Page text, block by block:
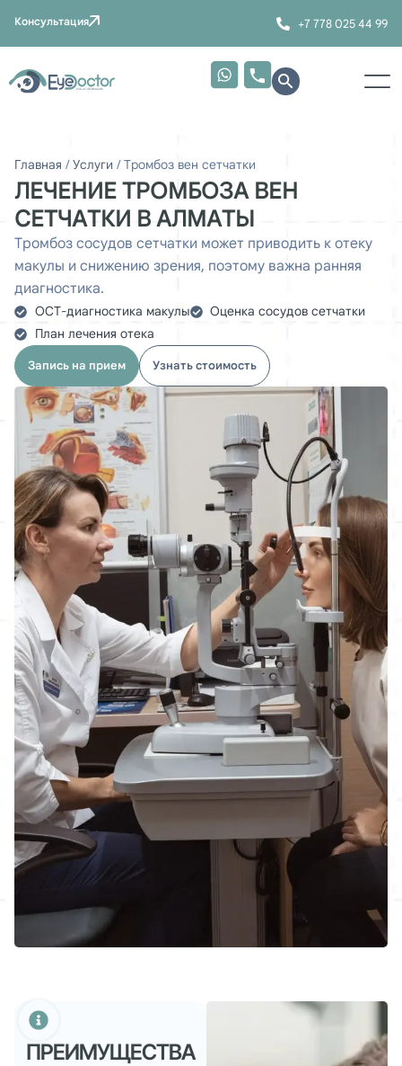
Консультация +7 778 025 44 99
Главная /Услуги /Тромбоз вен сетчатки
ЛЕЧЕНИЕ ТРОМБОЗА ВЕН
СЕТЧАТКИ В АЛМАТЫ
Тромбоз сосудов сетчатки может приводить к отеку
макулы и снижению зрения, поэтому важна ранняя
диагностика.
ОСТ-диагностика макулы
Оценка сосудов сетчатки
План лечения отека
Запись на прием Узнать стоимость
ПРЕИМУЩЕСТВА